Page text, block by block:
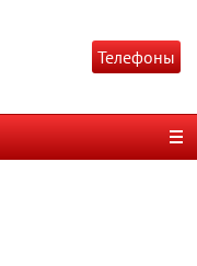
Телефоны